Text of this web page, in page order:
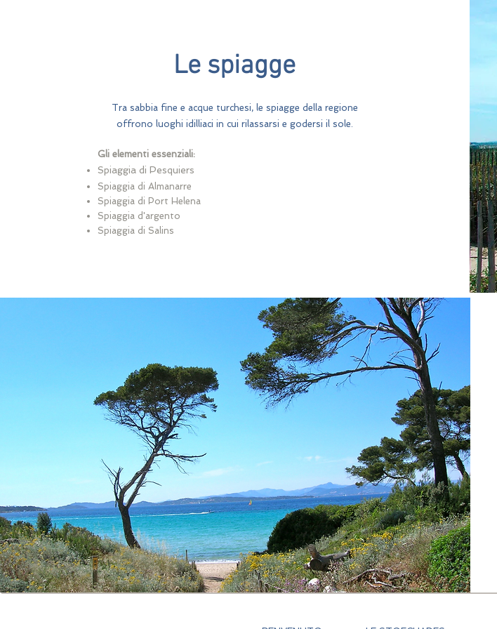
Le spiagge
Tra sabbia fine e acque turchesi, le spiagge della regione
offrono luoghi idilliaci in cui rilassarsi e godersi il sole.
Gli elementi essenziali:
Spiaggia di Pesquiers
Spiaggia di Almanarre
Spiaggia di Port Helena
Spiaggia d'argento
Spiaggia di Salins